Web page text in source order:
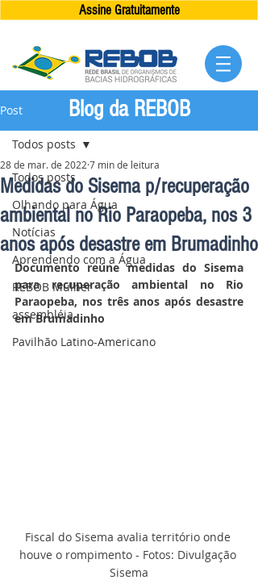
Assine Gratuitamente
Post
Todos posts
Olhando para Água
Notícias
Aprendendo com a Água
REBOB Mulher
assembléia
Pavilhão Latino-Americano
Todos posts
Medidas do Sisema p/recuperação
ambiental no Rio Paraopeba, nos 3
anos após desastre em Brumadinho
28 de mar. de 2022 7 min de leitura
Documento reúne medidas do Sisema
para recuperação ambiental no Rio
Paraopeba, nos três anos após desastre
em Brumadinho
Fiscal do Sisema avalia território onde
houve o rompimento - Fotos: Divulgação
Sisema
Blog da REBOB